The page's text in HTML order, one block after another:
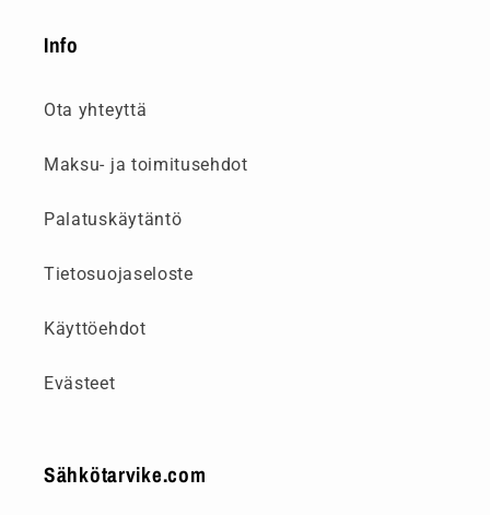
Info
Ota yhteyttä
Maksu- ja toimitusehdot
Palatuskäytäntö
Tietosuojaseloste
Käyttöehdot
Evästeet
Sähkötarvike.com